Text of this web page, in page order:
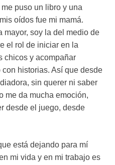
puso un libro y una
oídos fue mi mamá.
mayor, soy la del medio de
el rol de iniciar en la
chicos y acompañar
historias. Así que desde
sin querer ni saber
me da mucha emoción,
desde el juego, desde
está dejando para mí
mi vida y en mi trabajo es